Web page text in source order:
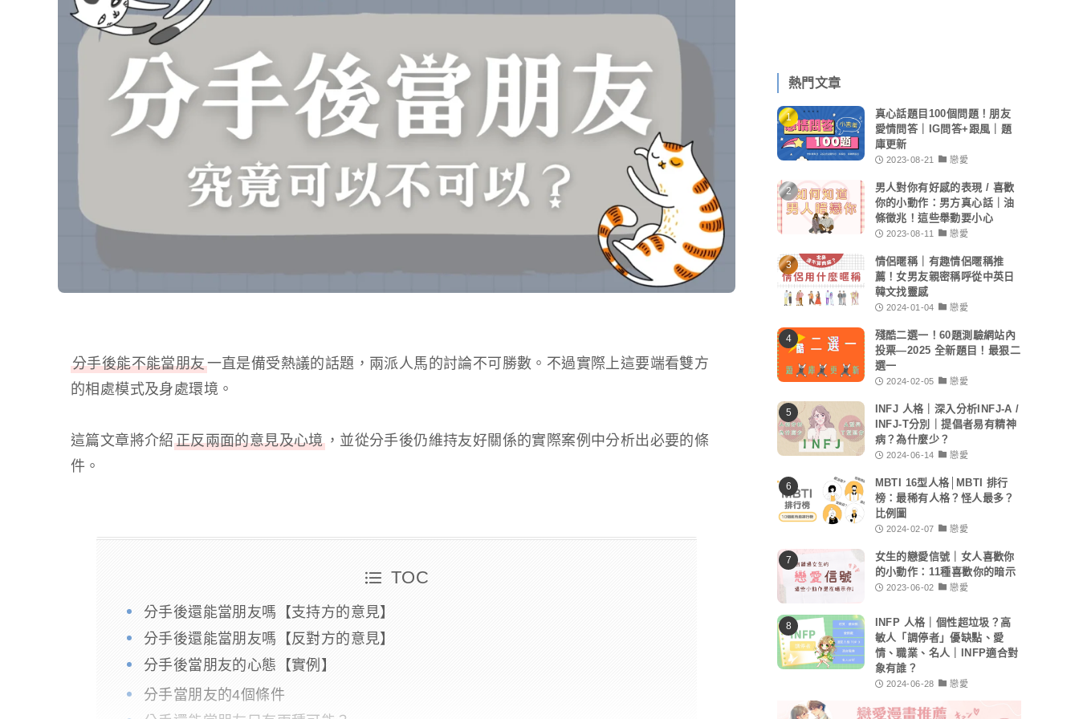
分手後能不能當朋友一直是備受熱議的話題，兩派人馬的討論不可勝數。不過實際上這要端看雙方
的相處模式及身處環境。
這篇文章將介紹正反兩面的意見及心境，並從分手後仍維持友好關係的實際案例中分析出必要的條
件。
TOC
分手後還能當朋友嗎【支持方的意見】
分手後還能當朋友嗎【反對方的意見】
分手後當朋友的心態【實例】
分手當朋友的4個條件
熱門文章
真心話題目100個問題！朋友
愛情問答｜IG問答+跟風｜題
庫更新
2023-08-21 戀愛
男人對你有好感的表現 / 喜歡
你的小動作：男方真心話｜油
條徵兆！這些舉動要小心
2023-08-11 戀愛
情侶暱稱｜有趣情侶暱稱推
薦！女男友親密稱呼從中英日
韓文找靈感
2024-01-04 戀愛
殘酷二選一！60題測驗網站內
投票—2025 全新題目！最狠二
選一
2024-02-05 戀愛
INFJ 人格｜深入分析INFJ-A /
INFJ-T分別｜提倡者易有精神
病？為什麼少？
2024-06-14 戀愛
MBTI 16型人格│MBTI 排行
榜：最稀有人格？怪人最多？
比例圖
2024-02-07 戀愛
女生的戀愛信號｜女人喜歡你
的小動作：11種喜歡你的暗示
2023-06-02 戀愛
INFP 人格｜個性超垃圾？高
敏人「調停者」優缺點、愛
情、職業、名人｜INFP適合對
象有誰？
2024-06-28 戀愛